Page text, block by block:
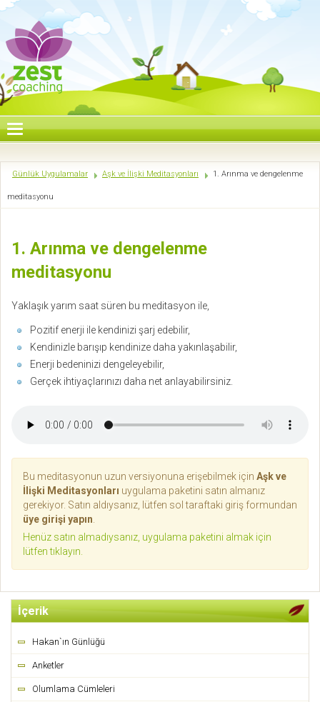
Günlük Uygulamalar Aşk ve İlişki Meditasyonları 1. Arınma ve dengelenme
meditasyonu
1. Arınma ve dengelenme
meditasyonu
Yaklaşık yarım saat süren bu meditasyon ile,
Pozitif enerji ile kendinizi şarj edebilir,
Kendinizle barışıp kendinize daha yakınlaşabilir,
Enerji bedeninizi dengeleyebilir,
Gerçek ihtiyaçlarınızı daha net anlayabilirsiniz.
Bu meditasyonun uzun versiyonuna erişebilmek için Aşk ve
İlişki Meditasyonları uygulama paketini satın almanız
gerekiyor. Satın aldıysanız, lütfen sol taraftaki giriş formundan
üye girişi yapın
Henüz satın almadıysanız, uygulama paketini almak için
lütfen tıklayın.
İçerik
Hakan`ın Günlüğü
Anketler
Olumlama Cümleleri